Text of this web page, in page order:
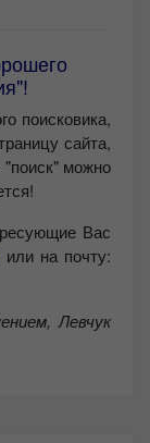
поисковика,
сайта,
"поиск" можно
Вас
или на почту:
Левчук